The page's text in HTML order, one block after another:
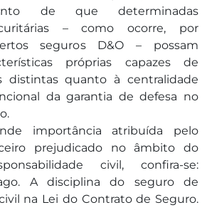
de que determinadas
– como ocorre, por
seguros D&O – possam
próprias capazes de
distintas quanto à centralidade
da garantia de defesa no
importância atribuída pelo
prejudicado no âmbito do
civil, confira-se:
A disciplina do seguro de
na Lei do Contrato de Seguro.